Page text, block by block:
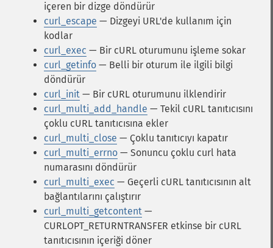
içeren bir dizge döndürür
curl_escape — Dizgeyi URL'de kullanım için
kodlar
curl_exec — Bir cURL oturumunu işleme sokar
curl_getinfo — Belli bir oturum ile ilgili bilgi
döndürür
curl_init — Bir cURL oturumunu ilklendirir
curl_multi_add_handle — Tekil cURL tanıtıcısını
çoklu cURL tanıtıcısına ekler
curl_multi_close — Çoklu tanıtıcıyı kapatır
curl_multi_errno — Sonuncu çoklu curl hata
numarasını döndürür
curl_multi_exec — Geçerli cURL tanıtıcısının alt
bağlantılarını çalıştırır
curl_multi_getcontent —
CURLOPT_RETURNTRANSFER etkinse bir cURL
tanıtıcısının içeriği döner